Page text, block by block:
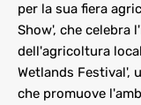
per la sua fiera
Show', che celebra
dell'agricoltura
Wetlands Festival',
che promuove